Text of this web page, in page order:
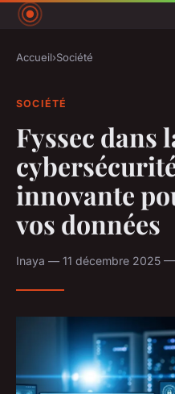
Accueil›Société
SOCIÉTÉ
Fyssec dans
innovante
vos données
Inaya — 11 décembre 2025